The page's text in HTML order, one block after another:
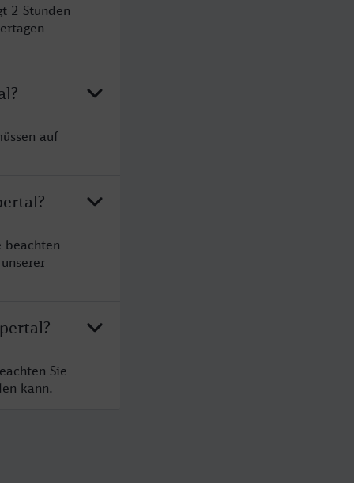
2 Stunden
auf
Sie
kann.